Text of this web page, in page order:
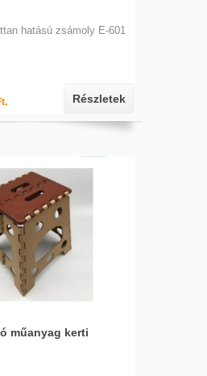
hatású zsámoly E-601
Részletek
műanyag kerti